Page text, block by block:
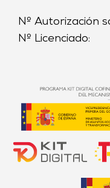
Nº Autorización
Nº Licenciado: